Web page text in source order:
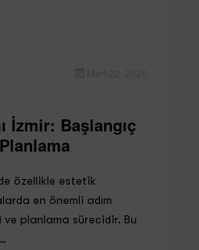
İzmir: Başlangıç
özellikle estetik
en önemli adım
ve planlama sürecidir. Bu